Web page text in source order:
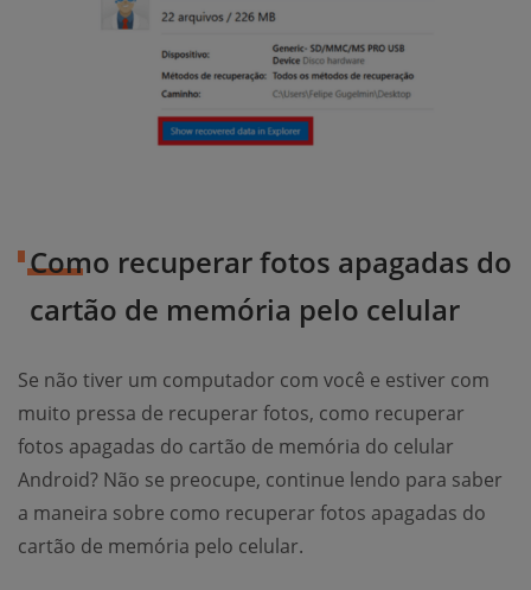
Como recuperar fotos apagadas do
cartão de memória pelo celular
Se não tiver um computador com você e estiver com
muito pressa de recuperar fotos, como recuperar
fotos apagadas do cartão de memória do celular
Android? Não se preocupe, continue lendo para saber
a maneira sobre como recuperar fotos apagadas do
cartão de memória pelo celular.